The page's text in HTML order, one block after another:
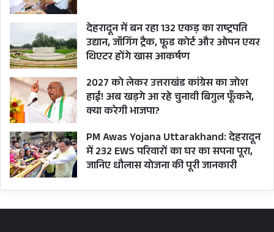
देहरादून में बन रहा 132 एकड़ का राष्ट्रपति
उद्यान, जॉगिंग ट्रैक, फूड कोर्ट और ओपन एयर
थिएटर होंगे खास आकर्षण
2027 को लेकर उत्तराखंड कांग्रेस का जोश
हाई! अब खड़गे आ रहे चुनावी बिगुल फूँकने,
क्या करेगी भाजपा?
PM Awas Yojana Uttarakhand: देहरादून
में 232 EWS परिवारों का घर का सपना पूरा,
जानिए धौलास योजना की पूरी जानकारी